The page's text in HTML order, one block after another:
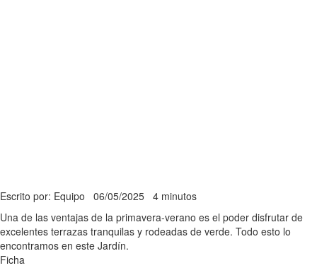
Escrito por: Equipo 06/05/2025 4 minutos
Una de las ventajas de la primavera-verano es el poder disfrutar de
excelentes terrazas tranquilas y rodeadas de verde. Todo esto lo
encontramos en este Jardín.
Ficha